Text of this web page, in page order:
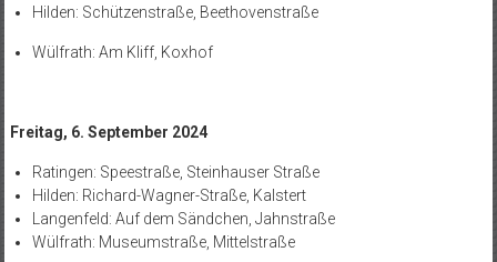
Hilden: Schützenstraße, Beethovenstraße
Wülfrath: Am Kliff, Koxhof
Freitag, 6. September 2024
Ratingen: Speestraße, Steinhauser Straße
Hilden: Richard-Wagner-Straße, Kalstert
Langenfeld: Auf dem Sändchen, Jahnstraße
Wülfrath: Museumstraße, Mittelstraße